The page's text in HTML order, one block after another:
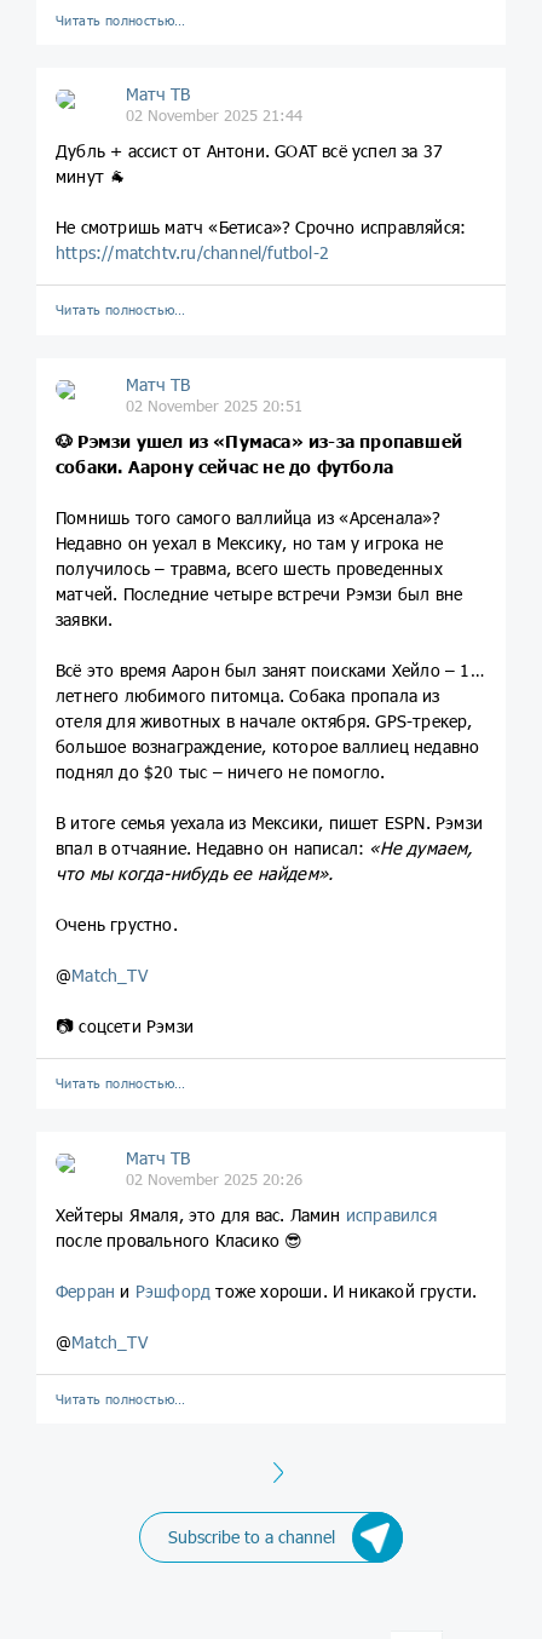
Читать полностью…
Матч ТВ
02 November 2025 21:44
Дубль + ассист от Антони. GOAT всё успел за 37
минут 🐐
Не смотришь матч «Бетиса»? Срочно исправляйся:
https://matchtv.ru/channel/futbol-2
Читать полностью…
Матч ТВ
02 November 2025 20:51
🐶 Рэмзи ушел из «Пумаса» из-за пропавшей
собаки. Аарону сейчас не до футбола
Помнишь того самого валлийца из «Арсенала»?
Недавно он уехал в Мексику, но там у игрока не
получилось – травма, всего шесть проведенных
матчей. Последние четыре встречи Рэмзи был вне
заявки.
Всё это время Аарон был занят поисками Хейло – 10-
летнего любимого питомца. Собака пропала из
отеля для животных в начале октября. GPS-трекер,
большое вознаграждение, которое валлиец недавно
поднял до $20 тыс – ничего не помогло.
В итоге семья уехала из Мексики, пишет ESPN. Рэмзи
впал в отчаяние. Недавно он написал: «Не думаем,
что мы когда-нибудь ее найдем».
Очень грустно.
@Match_TV
📷 соцсети Рэмзи
Читать полностью…
Матч ТВ
02 November 2025 20:26
Хейтеры Ямаля, это для вас. Ламин исправился
после провального Класико 😎
Ферран и Рэшфорд тоже хороши. И никакой грусти.
@Match_TV
Читать полностью…
Next
Subscribe to a channel